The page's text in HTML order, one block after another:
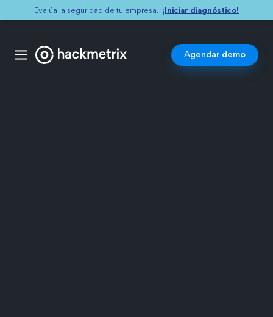
Evalúa la seguridad de tu empresa. ¡Iniciar diagnóstico!
Agendar demo